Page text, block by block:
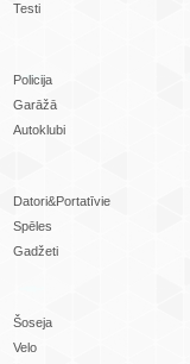
Testi
Policija
Garāžā
Autoklubi
Datori&Portatīvie
Spēles
Gadžeti
Šoseja
Velo